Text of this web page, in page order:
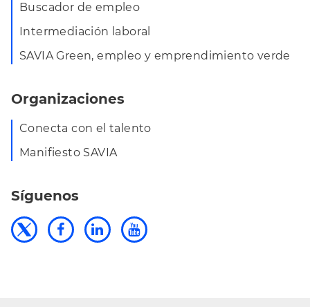
Buscador de empleo
Intermediación laboral
SAVIA Green, empleo y emprendimiento verde
Organizaciones
Conecta con el talento
Manifiesto SAVIA
Síguenos